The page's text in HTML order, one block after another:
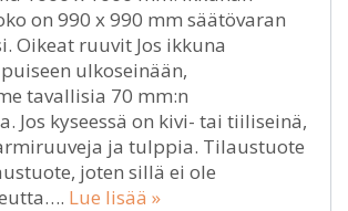
on 990 x 990 mm säätövaran
Oikeat ruuvit Jos ikkuna
ulkoseinään,
tavallisia 70 mm:n
Jos kyseessä on kivi- tai tiiliseinä,
ja tulppia. Tilaustuote
joten sillä ei ole
Lue lisää »